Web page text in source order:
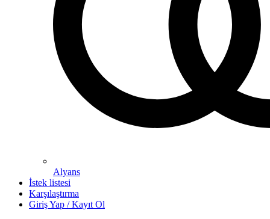
Alyans
İstek listesi
Karşılaştırma
Giriş Yap / Kayıt Ol